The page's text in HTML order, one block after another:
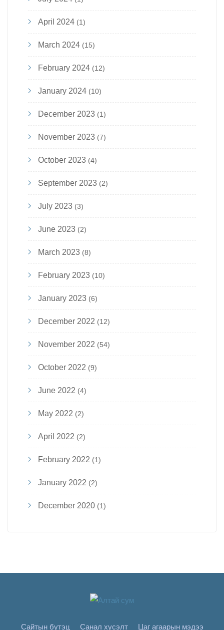
April 2024 (1)
March 2024 (15)
February 2024 (12)
January 2024 (10)
December 2023 (1)
November 2023 (7)
October 2023 (4)
September 2023 (2)
July 2023 (3)
June 2023 (2)
March 2023 (8)
February 2023 (10)
January 2023 (6)
December 2022 (12)
November 2022 (54)
October 2022 (9)
June 2022 (4)
May 2022 (2)
April 2022 (2)
February 2022 (1)
January 2022 (2)
December 2020 (1)
Сайтын бүтэц Санал хүсэлт Цаг агаарын мэдээ